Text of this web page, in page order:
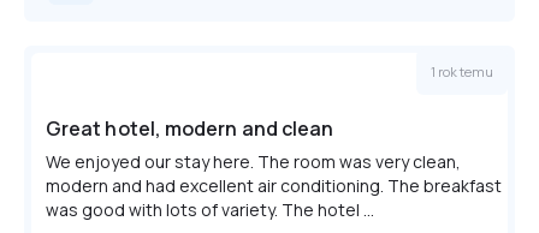
1 rok temu
Great hotel, modern and clean
We enjoyed our stay here. The room was very clean,
modern and had excellent air conditioning. The breakfast
was good with lots of variety. The hotel ...